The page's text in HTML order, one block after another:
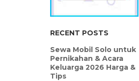
RECENT POSTS
Sewa Mobil Solo untuk
Pernikahan & Acara
Keluarga 2026 Harga &
Tips